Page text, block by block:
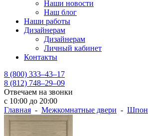
Наши новости
Наш блог
Наши работы
Дизайнерам
Дизайнерам
Личный кабинет
Контакты
8 (800) 333–43–17
8 (812) 748–29–09
Отвечаем на звонки
с 10:00 до 20:00
Главная - Межкомнатные двери - Шпон